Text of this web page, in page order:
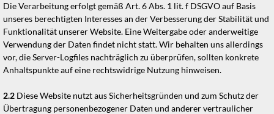
Die Verarbeitung erfolgt gemäß Art. 6 Abs. 1 lit. f DSGVO auf Basis
unseres berechtigten Interesses an der Verbesserung der Stabilität und
Funktionalität unserer Website. Eine Weitergabe oder anderweitige
Verwendung der Daten findet nicht statt. Wir behalten uns allerdings
vor, die Server-Logfiles nachträglich zu überprüfen, sollten konkrete
Anhaltspunkte auf eine rechtswidrige Nutzung hinweisen.
2.2 Diese Website nutzt aus Sicherheitsgründen und zum Schutz der
Übertragung personenbezogener Daten und anderer vertraulicher